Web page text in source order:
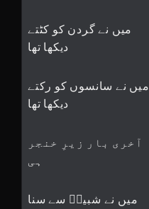
میں نے گردن کو کٹتے
دیکھا تھا
میں نے سانسوں کو رکتے
دیکھا تھا
آخری بار زیرِ خنجر
ہی
میں نے شبیرؑ سے سنا